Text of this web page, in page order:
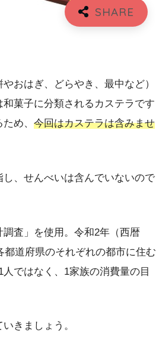
おはぎ、どらやき、最中など）
菓子に分類されるカステラです
め、 今回はカステラは含みませ
、せんべいは含んでいないので
査」を使用。令和2年（西暦
道府県のそれぞれの都市に住む
ではなく、1家族の消費量の目
きましょう。